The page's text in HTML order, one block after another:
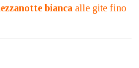
bianca alle gite fino